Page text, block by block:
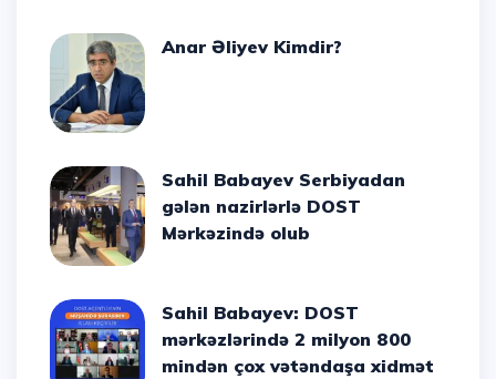
Anar Əliyev Kimdir?
Sahil Babayev Serbiyadan
gələn nazirlərlə DOST
Mərkəzində olub
Sahil Babayev: DOST
mərkəzlərində 2 milyon 800
mindən çox vətəndaşa xidmət